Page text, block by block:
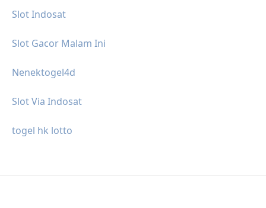
Slot Indosat
Slot Gacor Malam Ini
Nenektogel4d
Slot Via Indosat
togel hk lotto